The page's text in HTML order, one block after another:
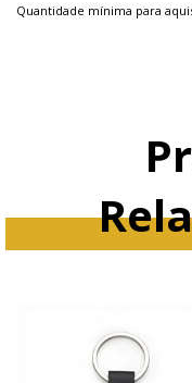
quantity
Quantidade mínima para